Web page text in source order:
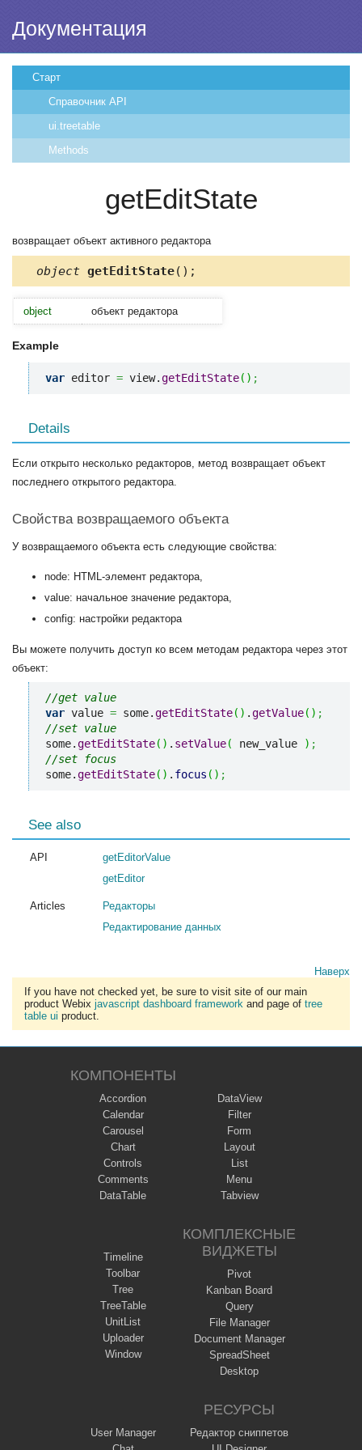
Документация
Старт
Справочник API
ui.treetable
Methods
getEditState
возвращает объект активного редактора
object getEditState();
object объект редактора
Example
var editor = view.getEditState( ) ;
Details
Если открыто несколько редакторов, метод возвращает объект
последнего открытого редактора.
Свойства возвращаемого объекта
У возвращаемого объекта есть следующие свойства:
node: HTML-элемент редактора,
value: начальное значение редактора,
config: настройки редактора
Вы можете получить доступ ко всем методам редактора через этот
объект:
//get value
var value = some.getEditState( ) .getValue( ) ;
//set value
some.getEditState( ) . setValue( new_value ) ;
//set focus
some.getEditState( ) . focus ( ) ;
See also
API
getEditorValue
getEditor
Articles
Редакторы
Редактирование данных
Наверх
If you have not checked yet, be sure to visit site of our main
product Webix javascript dashboard framework and page of tree
table ui product.
КОМПОНЕНТЫ
Accordion
Calendar
Carousel
Chart
Controls
Comments
DataTable
DataView
Filter
Form
Layout
List
Menu
Tabview
Timeline
Toolbar
Tree
TreeTable
UnitList
Uploader
Window
КОМПЛЕКСНЫЕ
ВИДЖЕТЫ
Pivot
Kanban Board
Query
File Manager
Document Manager
SpreadSheet
Desktop
User Manager
РЕСУРСЫ
Редактор сниппетов